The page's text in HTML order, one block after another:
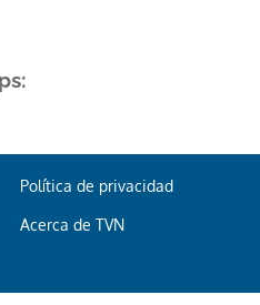
Política de privacidad
Acerca de TVN